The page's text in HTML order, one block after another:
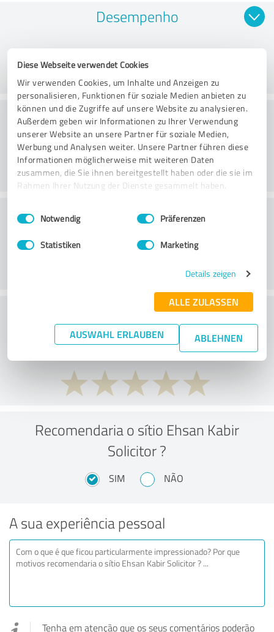
Diese Webseite verwendet Cookies
Wir verwenden Cookies, um Inhalte und Anzeigen zu
personalisieren, Funktionen für soziale Medien anbieten zu
können und die Zugriffe auf unsere Website zu analysieren.
Außerdem geben wir Informationen zu Ihrer Verwendung
unserer Website an unsere Partner für soziale Medien,
Werbung und Analysen weiter. Unsere Partner führen diese
Informationen möglicherweise mit weiteren Daten
zusammen, die Sie ihnen bereitgestellt haben oder die sie im
Rahmen Ihrer Nutzung der Dienste gesammelt haben.
Impressum Datenschutzbestimmungen
Einwilligungsauswahl
Notwendig Präferenzen
Statistiken Marketing
Details zeigen
ALLE ZULASSEN
AUSWAHL ERLAUBEN ABLEHNEN
Desempenho
Consultoria
Serviço ao cliente
O que acha da relação
preço/desempenho?
Recomendaria o sítio Ehsan Kabir
Solicitor ?
SIM NÃO
A sua experiência pessoal
Tenha em atenção que os seus comentários poderão